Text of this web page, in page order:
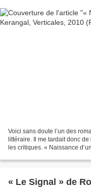
Voici sans doute l’un des
littéraire. Il me tardait donc
les critiques. « Naissance
« Le Signal » de